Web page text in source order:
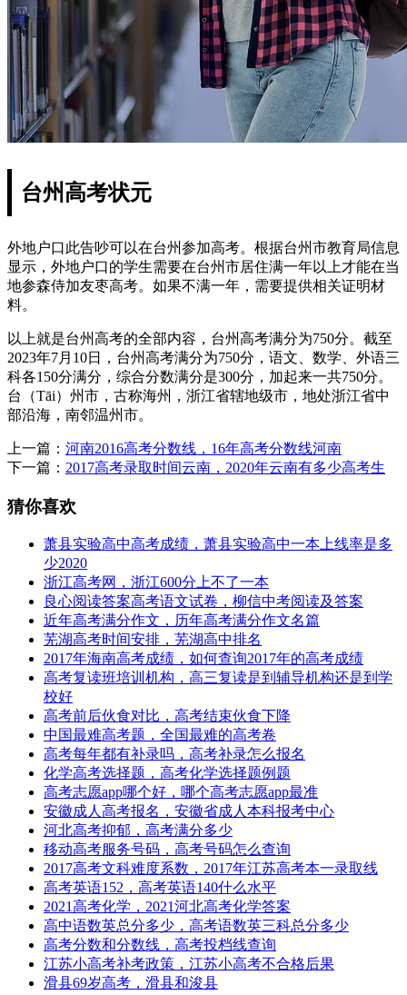
台州高考状元
外地户口此告吵可以在台州参加高考。根据台州市教育局信息
显示，外地户口的学生需要在台州市居住满一年以上才能在当
地参森侍加友枣高考。如果不满一年，需要提供相关证明材
料。
以上就是台州高考的全部内容，台州高考满分为750分。截至
2023年7月10日，台州高考满分为750分，语文、数学、外语三
科各150分满分，综合分数满分是300分，加起来一共750分。
台（Tāi）州市，古称海州，浙江省辖地级市，地处浙江省中
部沿海，南邻温州市。
上一篇： 河南2016高考分数线，16年高考分数线河南
下一篇： 2017高考录取时间云南，2020年云南有多少高考生
猜你喜欢
萧县实验高中高考成绩，萧县实验高中一本上线率是多
少2020
浙江高考网，浙江600分上不了一本
良心阅读答案高考语文试卷，柳信中考阅读及答案
近年高考满分作文，历年高考满分作文名篇
芜湖高考时间安排，芜湖高中排名
2017年海南高考成绩，如何查询2017年的高考成绩
高考复读班培训机构，高三复读是到辅导机构还是到学
校好
高考前后伙食对比，高考结束伙食下降
中国最难高考题，全国最难的高考卷
高考每年都有补录吗，高考补录怎么报名
化学高考选择题，高考化学选择题例题
高考志愿app哪个好，哪个高考志愿app最准
安徽成人高考报名，安徽省成人本科报考中心
河北高考抑郁，高考满分多少
移动高考服务号码，高考号码怎么查询
2017高考文科难度系数，2017年江苏高考本一录取线
高考英语152，高考英语140什么水平
2021高考化学，2021河北高考化学答案
高中语数英总分多少，高考语数英三科总分多少
高考分数和分数线，高考投档线查询
江苏小高考补考政策，江苏小高考不合格后果
滑县69岁高考，滑县和浚县